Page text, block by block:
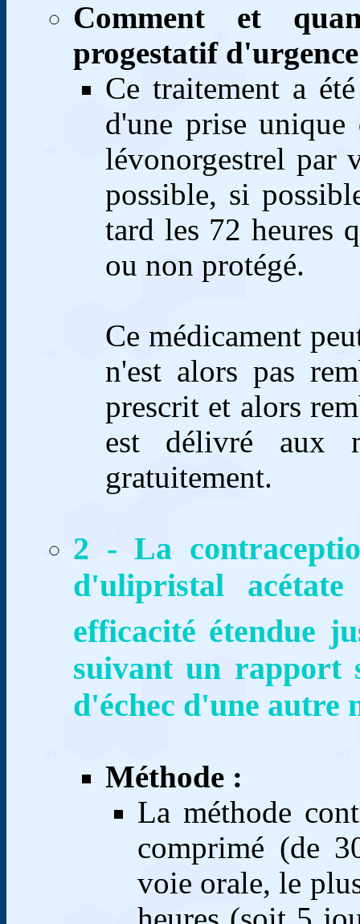
Comment et
progestatif
Ce traitement a
d'une prise
lévonorgestrel par
possible, si
tard les 72 heures
ou non protégé.
Ce médicament
n'est alors pas
prescrit et alors
est délivré aux
gratuitement.
2 - La
d'ulipristal
efficacité étendue
suivant un rapport
d'échec d'une autre
Méthode :
La méthode
comprimé (de
voie orale, le